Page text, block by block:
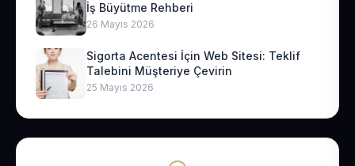
İş Büyütme Rehberi
26 Mayıs 2026
Sigorta Acentesi İçin Web Sitesi: Teklif
Talebini Müşteriye Çevirin
25 Mayıs 2026